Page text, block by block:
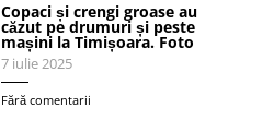
Copaci și crengi groase au
căzut pe drumuri și peste
mașini la Timișoara. Foto
7 iulie 2025
Fără comentarii